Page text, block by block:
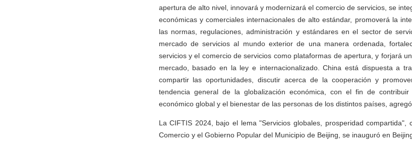
apertura de alto nivel, innovará y modernizará el comercio de servicios, se
económicas y comerciales internacionales de alto estándar, promoverá la
las normas, regulaciones, administración y estándares en el sector de
mercado de servicios al mundo exterior de una manera ordenada,
servicios y el comercio de servicios como plataformas de apertura, y forjará
mercado, basado en la ley e internacionalizado. China está dispuesta a
compartir las oportunidades, discutir acerca de la cooperación y
tendencia general de la globalización económica, con el fin de
económico global y el bienestar de las personas de los distintos países, agregó
La CIFTIS 2024, bajo el lema "Servicios globales, prosperidad compartida",
Comercio y el Gobierno Popular del Municipio de Beijing, se inauguró en